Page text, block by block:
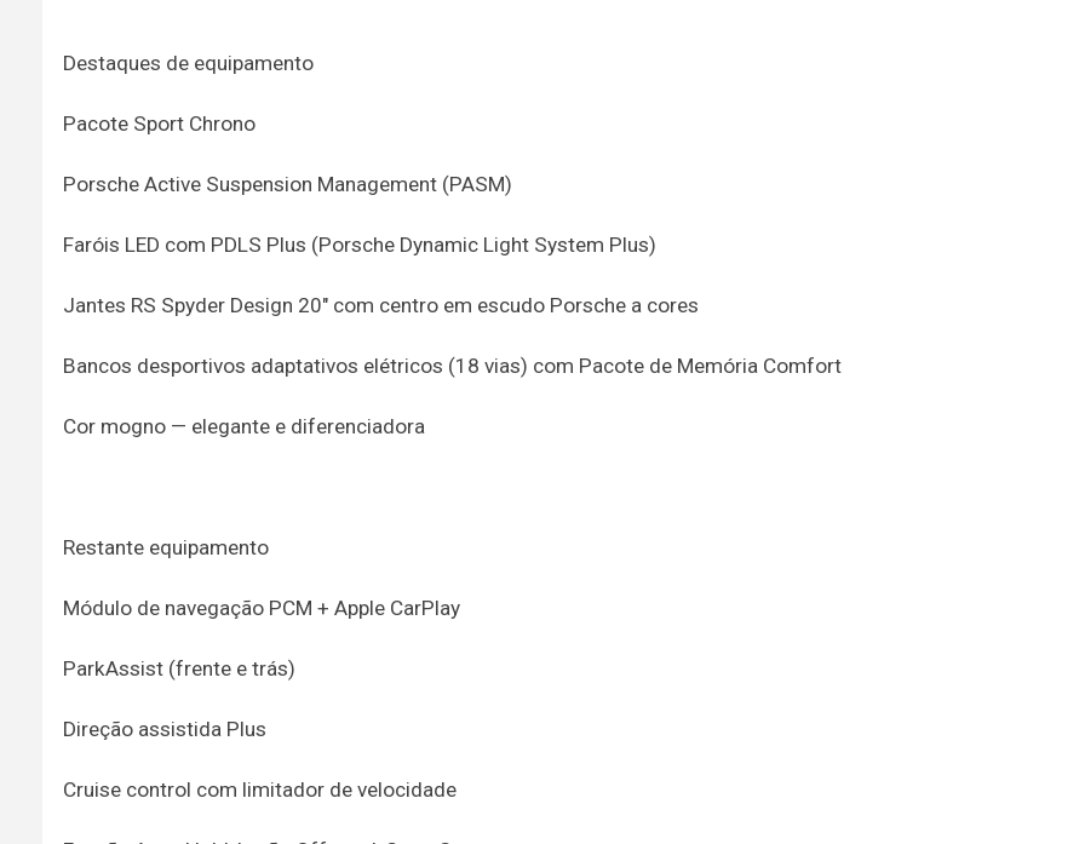
Destaques de equipamento
Pacote Sport Chrono
Porsche Active Suspension Management (PASM)
Faróis LED com PDLS Plus (Porsche Dynamic Light System Plus)
Jantes RS Spyder Design 20" com centro em escudo Porsche a cores
Bancos desportivos adaptativos elétricos (18 vias) com Pacote de Memória Comfort
Cor mogno — elegante e diferenciadora
Restante equipamento
Módulo de navegação PCM + Apple CarPlay
ParkAssist (frente e trás)
Direção assistida Plus
Cruise control com limitador de velocidade